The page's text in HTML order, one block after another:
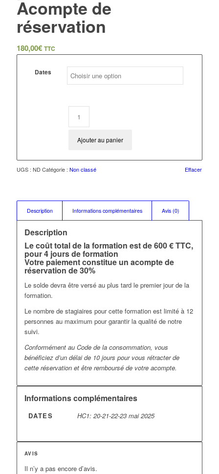
Acompte de
réservation
180,00€ TTC
Dates
Effacer
Ajouter au panier
UGS : ND Catégorie : Non classé
Description Informations complémentaires Avis (0)
Description
Le coût total de la formation est de 600 € TTC,
pour 4 jours de formation
Votre paiement constitue un acompte de
réservation de 30%
Le solde devra être versé au plus tard le premier jour de la
formation.
Le nombre de stagiaires pour cette formation est limité à 12
personnes au maximum pour garantir la qualité de notre
suivi.
Conformément au Code de la consommation, vous
bénéficiez d’un délai de 10 jours pour vous rétracter de
cette réservation et être remboursé de votre acompte.
Informations complémentaires
DATES HC1: 20-21-22-23 mai 2025
AVIS
Il n’y a pas encore d’avis.